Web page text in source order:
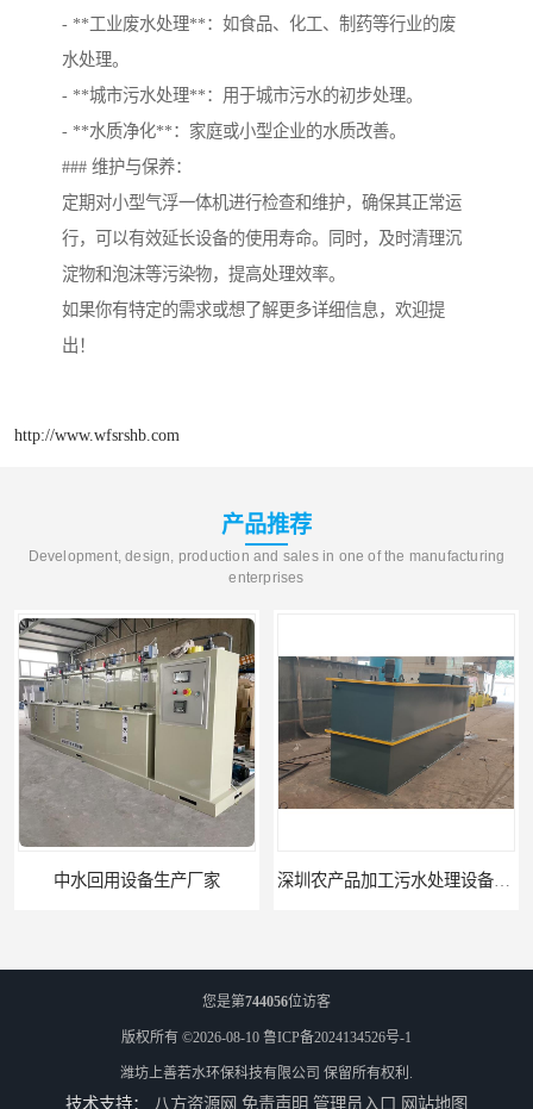
- **工业废水处理**：如食品、化工、制药等行业的废
水处理。
- **城市污水处理**：用于城市污水的初步处理。
- **水质净化**：家庭或小型企业的水质改善。
### 维护与保养：
定期对小型气浮一体机进行检查和维护，确保其正常运
行，可以有效延长设备的使用寿命。同时，及时清理沉
淀物和泡沫等污染物，提高处理效率。
如果你有特定的需求或想了解更多详细信息，欢迎提
出！
http://www.wfsrshb.com
产品推荐
Development, design, production and sales in one of the manufacturing
enterprises
中水回用设备生产厂家
您是第744056位访客
版权所有 ©2026-08-10 鲁ICP备2024134526号-1
潍坊上善若水环保科技有限公司 保留所有权利.
技术支持： 八方资源网 免责声明 管理员入口 网站地图